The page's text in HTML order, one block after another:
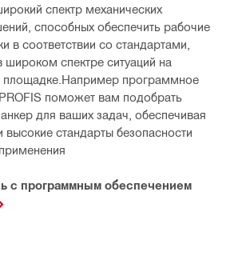
спектр механических
способных обеспечить рабочие
в соответствии со стандартами,
спектре ситуаций на
площадке.Например программное
поможет вам подобрать
для ваших задач, обеспечивая
высокие стандарты безопасности
с программным обеспечением